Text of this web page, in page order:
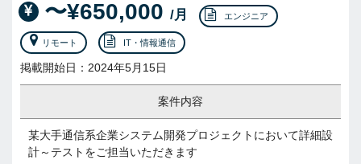
〜¥650,000 /月 エンジニア
リモート IT・情報通信
掲載開始日：2024年5月15日
案件内容
某大手通信系企業システム開発プロジェクトにおいて詳細設
計～テストをご担当いただきます